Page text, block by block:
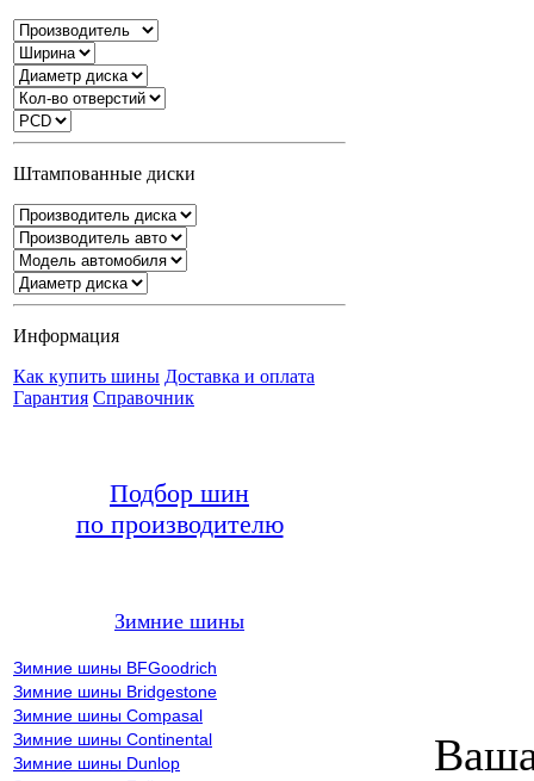
Штампованные диски
Информация
Как купить шины Доставка и оплата
Гарантия Справочник
Подбор шин
по производителю
Зимние шины
Зимние шины BFGoodrich
Зимние шины Bridgestone
Зимние шины Compasal
Зимние шины Continental
Зимние шины Dunlop